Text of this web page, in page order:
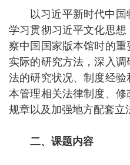
以习近平新时代中国
学习贯彻习近平文化思想
察中国国家版本馆时的重
实际的研究方法，深入调
法的研究状况、制度经验
本管理相关法律制度、 修
规章以及加强地方配套立
二、课题内容